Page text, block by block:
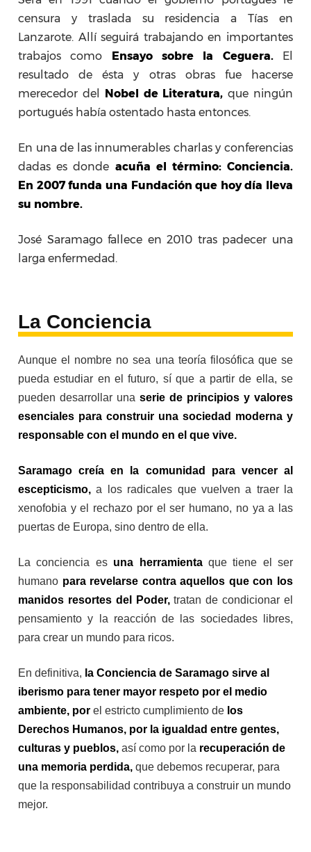
censura y traslada su residencia a Tías en
Lanzarote. Allí seguirá trabajando en importantes
trabajos como Ensayo sobre la Ceguera.El
resultado de ésta y otras obras fue hacerse
merecedor del Nobel de Literatura, que ningún
portugués había ostentado hasta entonces.
En una de las innumerables charlas y conferencias
dadas es donde acuña el término: Conciencia.
En 2007 funda una Fundación que hoy día lleva
su nombre.
José Saramago fallece en 2010 tras padecer una
larga enfermedad.
La Conciencia
Aunque el nombre no sea una teoría filosófica que se
pueda estudiar en el futuro, sí que a partir de ella, se
pueden desarrollar una serie de principios y valores
esenciales para construir una sociedad moderna y
responsable con el mundo en el que vive.
Saramago creía en la comunidad para vencer al
escepticismo, a los radicales que vuelven a traer la
xenofobia y el rechazo por el ser humano, no ya a las
puertas de Europa, sino dentro de ella.
La conciencia es una herramientaque tiene el ser
humano para revelarse contra aquellos que con los
manidos resortes del Poder,tratan de condicionar el
pensamiento y la reacción de las sociedades libres,
para crear un mundo para ricos.
En definitiva, la Conciencia de Saramago sirve al
iberismo para tener mayor respeto por el medio
ambiente, por el estricto cumplimiento de los
Derechos Humanos, por la igualdad entre gentes,
culturas y pueblos, así como por la recuperación de
una memoria perdida, que debemos recuperar, para
que la responsabilidad contribuya a construir un mundo
mejor.